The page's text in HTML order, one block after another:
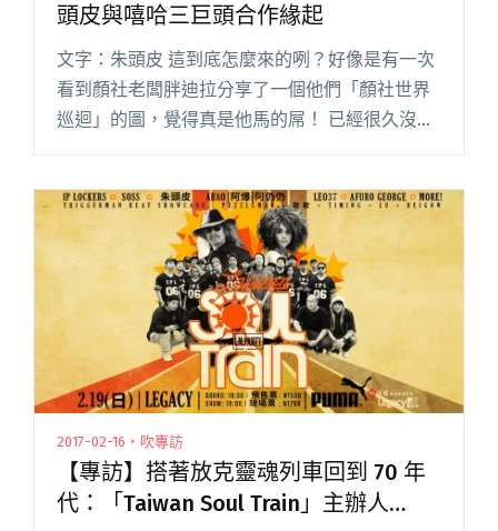
頭皮與嘻哈三巨頭合作緣起
文字：朱頭皮 這到底怎麼來的咧？好像是有一次
看到顏社老闆胖迪拉分享了一個他們「顏社世界
巡迴」的圖，覺得真是他馬的屌！ 已經很久沒有
玩嘻哈，想說來找這些嘻哈少年合辦演唱會，人
胖迪拉，就私下傳訊息問問，閱讀全文 "【投
稿】搖滾歐吉桑大戰嘻哈囝仔兄 朱頭皮與嘻哈三
巨頭合作緣起"
2017-02-16・吹專訪
【專訪】搭著放克靈魂列車回到 70 年
代：「Taiwan Soul Train」主辦人